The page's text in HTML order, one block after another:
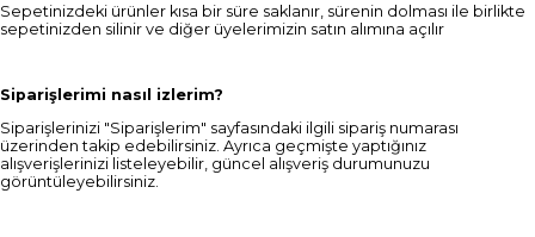
Sepetinizdeki ürünler kısa bir süre saklanır, sürenin dolması ile birlikte
sepetinizden silinir ve diğer üyelerimizin satın alımına açılır
Siparişlerimi nasıl izlerim?
Siparişlerinizi "Siparişlerim" sayfasındaki ilgili sipariş numarası
üzerinden takip edebilirsiniz. Ayrıca geçmişte yaptığınız
alışverişlerinizi listeleyebilir, güncel alışveriş durumunuzu
görüntüleyebilirsiniz.